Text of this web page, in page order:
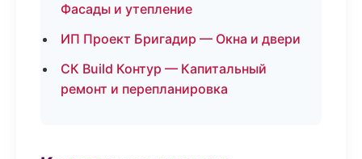
Фасады и утепление
ИП Проект Бригадир — Окна и двери
СК Build Контур — Капитальный
ремонт и перепланировка